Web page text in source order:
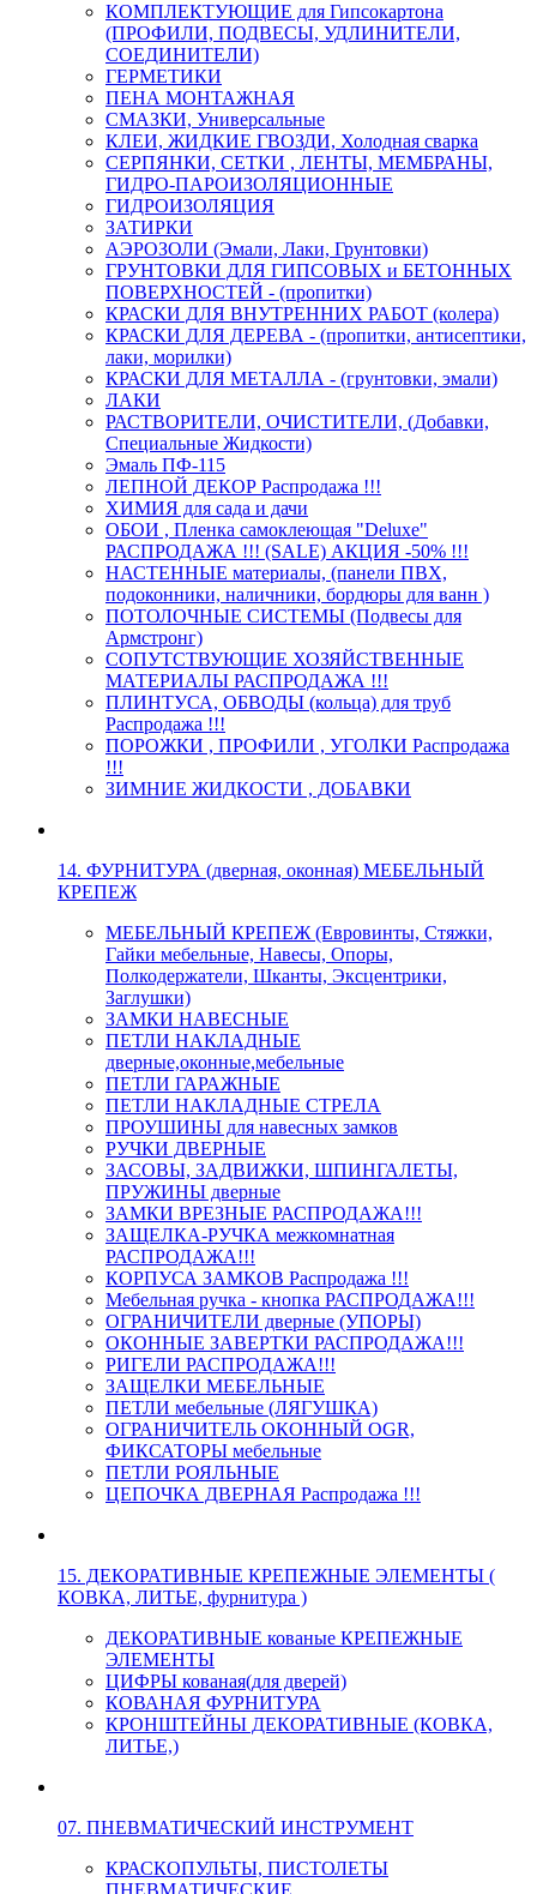
КОМПЛЕКТУЮЩИЕ для Гипсокартона
(ПРОФИЛИ, ПОДВЕСЫ, УДЛИНИТЕЛИ,
СОЕДИНИТЕЛИ)
ГЕРМЕТИКИ
ПЕНА МОНТАЖНАЯ
СМАЗКИ, Универсальные
КЛЕИ, ЖИДКИЕ ГВОЗДИ, Холодная сварка
СЕРПЯНКИ, СЕТКИ , ЛЕНТЫ, МЕМБРАНЫ,
ГИДРО-ПАРОИЗОЛЯЦИОННЫЕ
ГИДРОИЗОЛЯЦИЯ
ЗАТИРКИ
АЭРОЗОЛИ (Эмали, Лаки, Грунтовки)
ГРУНТОВКИ ДЛЯ ГИПСОВЫХ и БЕТОННЫХ
ПОВЕРХНОСТЕЙ - (пропитки)
КРАСКИ ДЛЯ ВНУТРЕННИХ РАБОТ (колера)
КРАСКИ ДЛЯ ДЕРЕВА - (пропитки, антисептики,
лаки, морилки)
КРАСКИ ДЛЯ МЕТАЛЛА - (грунтовки, эмали)
ЛАКИ
РАСТВОРИТЕЛИ, ОЧИСТИТЕЛИ, (Добавки,
Специальные Жидкости)
Эмаль ПФ-115
ЛЕПНОЙ ДЕКОР Распродажа !!!
ХИМИЯ для сада и дачи
ОБОИ , Пленка самоклеющая "Deluxe"
РАСПРОДАЖА !!! (SALE) АКЦИЯ -50% !!!
НАСТЕННЫЕ материалы, (панели ПВХ,
подоконники, наличники, бордюры для ванн )
ПОТОЛОЧНЫЕ СИСТЕМЫ (Подвесы для
Армстронг)
СОПУТСТВУЮЩИЕ ХОЗЯЙСТВЕННЫЕ
МАТЕРИАЛЫ РАСПРОДАЖА !!!
ПЛИНТУСА, ОБВОДЫ (кольца) для труб
Распродажа !!!
ПОРОЖКИ , ПРОФИЛИ , УГОЛКИ Распродажа
!!!
ЗИМНИЕ ЖИДКОСТИ , ДОБАВКИ
14. ФУРНИТУРА (дверная, оконная) МЕБЕЛЬНЫЙ
КРЕПЕЖ
МЕБЕЛЬНЫЙ КРЕПЕЖ (Евровинты, Стяжки,
Гайки мебельные, Навесы, Опоры,
Полкодержатели, Шканты, Эксцентрики,
Заглушки)
ЗАМКИ НАВЕСНЫЕ
ПЕТЛИ НАКЛАДНЫЕ
дверные,оконные,мебельные
ПЕТЛИ ГАРАЖНЫЕ
ПЕТЛИ НАКЛАДНЫЕ СТРЕЛА
ПРОУШИНЫ для навесных замков
РУЧКИ ДВЕРНЫЕ
ЗАСОВЫ, ЗАДВИЖКИ, ШПИНГАЛЕТЫ,
ПРУЖИНЫ дверные
ЗАМКИ ВРЕЗНЫЕ РАСПРОДАЖА!!!
ЗАЩЕЛКА-РУЧКА межкомнатная
РАСПРОДАЖА!!!
КОРПУСА ЗАМКОВ Распродажа !!!
Мебельная ручка - кнопка РАСПРОДАЖА!!!
ОГРАНИЧИТЕЛИ дверные (УПОРЫ)
ОКОННЫЕ ЗАВЕРТКИ РАСПРОДАЖА!!!
РИГЕЛИ РАСПРОДАЖА!!!
ЗАЩЕЛКИ МЕБЕЛЬНЫЕ
ПЕТЛИ мебельные (ЛЯГУШКА)
ОГРАНИЧИТЕЛЬ ОКОННЫЙ OGR,
ФИКСАТОРЫ мебельные
ПЕТЛИ РОЯЛЬНЫЕ
ЦЕПОЧКА ДВЕРНАЯ Распродажа !!!
15. ДЕКОРАТИВНЫЕ КРЕПЕЖНЫЕ ЭЛЕМЕНТЫ (
КОВКА, ЛИТЬЕ, фурнитура )
ДЕКОРАТИВНЫЕ кованые КРЕПЕЖНЫЕ
ЭЛЕМЕНТЫ
ЦИФРЫ кованая(для дверей)
КОВАНАЯ ФУРНИТУРА
КРОНШТЕЙНЫ ДЕКОРАТИВНЫЕ (КОВКА,
ЛИТЬЕ,)
07. ПНЕВМАТИЧЕСКИЙ ИНСТРУМЕНТ
КРАСКОПУЛЬТЫ, ПИСТОЛЕТЫ
ПНЕВМАТИЧЕСКИЕ